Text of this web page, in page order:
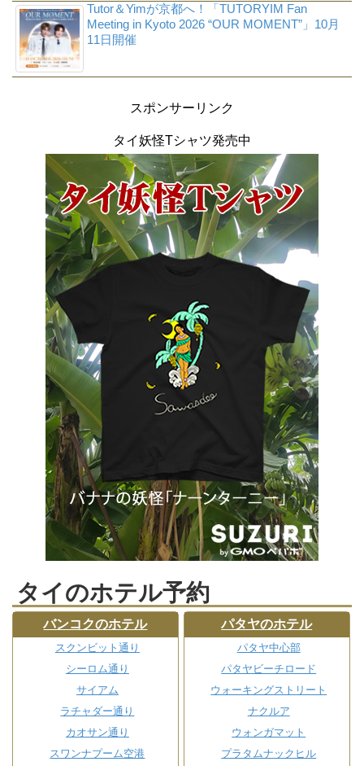
Tutor＆Yimが京都へ！「TUTORYIM Fan
Meeting in Kyoto 2026 “OUR MOMENT”」10月
11日開催
スポンサーリンク
タイ妖怪Tシャツ発売中
タイのホテル予約
バンコクのホテル
スクンビット通り
シーロム通り
サイアム
ラチャダー通り
カオサン通り
スワンナプーム空港
パタヤのホテル
パタヤ中心部
パタヤビーチロード
ウォーキングストリート
ナクルア
ウォンガマット
プラタムナックヒル